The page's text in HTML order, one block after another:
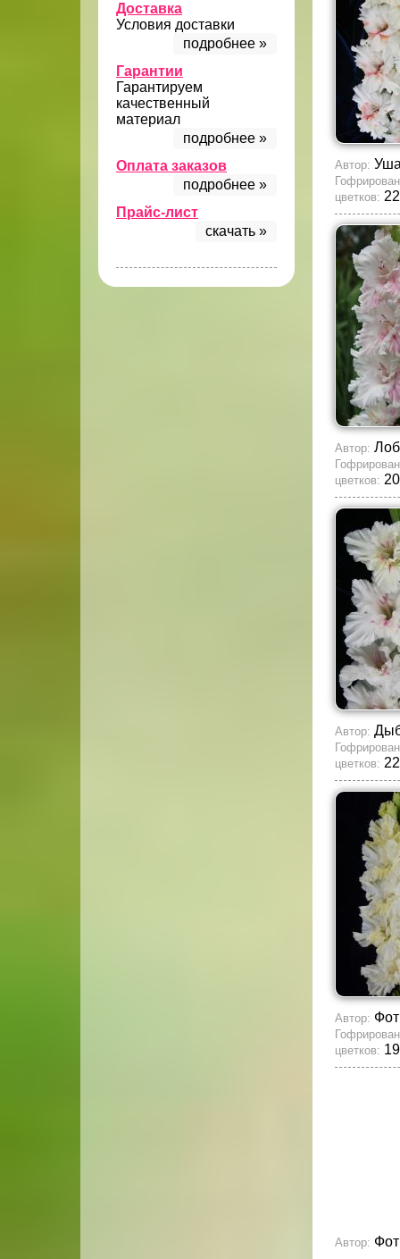
Доставка
Условия доставки
подробнее »
Гарантии
Гарантируем
качественный
материал
подробнее »
Оплата заказов
подробнее »
Прайс-лист
скачать »
Автор:
цветков:
Автор:
цветков:
Автор:
цветков:
Автор:
цветков:
Автор: